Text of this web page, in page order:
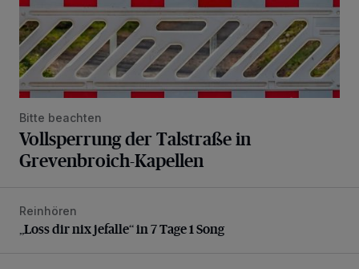
Bitte beachten
Vollsperrung der Talstraße in
Grevenbroich-Kapellen
„Loss dir nix jefalle“ in 7 Tage 1 Song
Reinhören
„Loss dir nix jefalle“ in 7 Tage 1 Song